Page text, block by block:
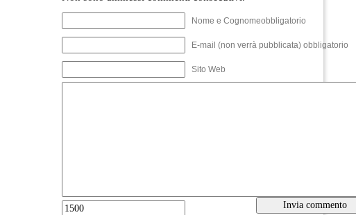
Nome e Cognomeobbligatorio
E-mail (non verrà pubblicata) obbligatorio
Sito Web